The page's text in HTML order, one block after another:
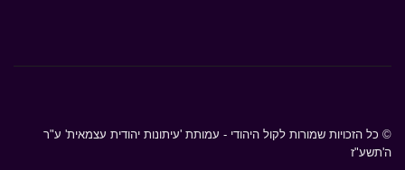
© כל הזכויות שמורות לקול היהודי - עמותת 'עיתונות יהודית עצמאית' ע"ר
ה'תשע"ז